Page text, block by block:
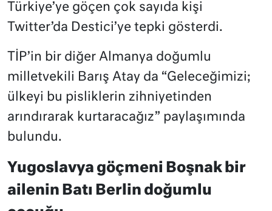
Türkiye’ye göçen çok sayıda kişi
Twitter’da Destici’ye tepki gösterdi.
TİP’in bir diğer Almanya doğumlu
milletvekili Barış Atay da “Geleceğimizi;
ülkeyi bu pisliklerin zihniyetinden
arındırarak kurtaracağız” paylaşımında
bulundu.
Yugoslavya göçmeni Boşnak bir
ailenin Batı Berlin doğumlu